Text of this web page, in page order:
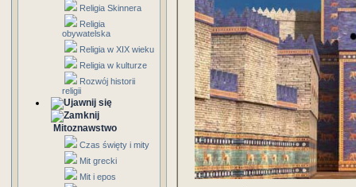
Religia Skinnera
Religia
obywatelska
Religia w XIX wieku
Religia w kulturze
Rozwój historii
religii
Mitoznawstwo
Czas święty i mity
Mit grecki
Mit i epos